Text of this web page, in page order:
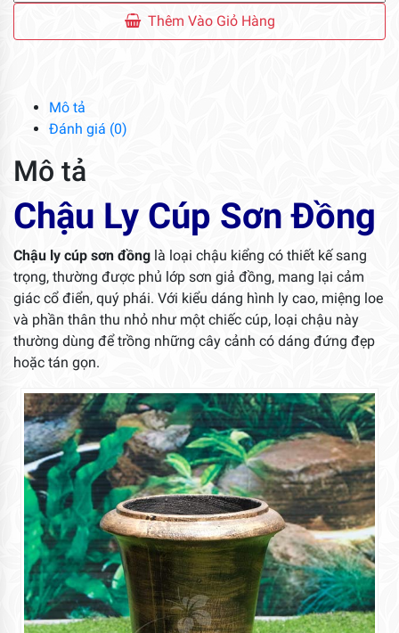
Sơn
Thêm Vào Giỏ Hàng
Mô tả
Đánh giá (0)
Mô tả
Chậu Ly Cúp Sơn Đồng
Chậu ly cúp sơn đồng là loại chậu kiểng có thiết kế sang
trọng, thường được phủ lớp sơn giả đồng, mang lại cảm
giác cổ điển, quý phái. Với kiểu dáng hình ly cao, miệng loe
và phần thân thu nhỏ như một chiếc cúp, loại chậu này
thường dùng để trồng những cây cảnh có dáng đứng đẹp
hoặc tán gọn.